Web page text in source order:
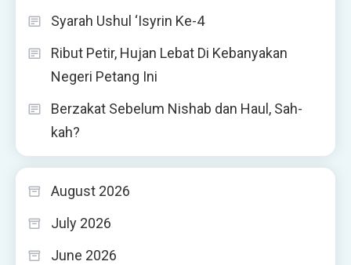
Syarah Ushul ‘Isyrin Ke-4
Ribut Petir, Hujan Lebat Di Kebanyakan
Negeri Petang Ini
Berzakat Sebelum Nishab dan Haul, Sah-
kah?
August 2026
July 2026
June 2026